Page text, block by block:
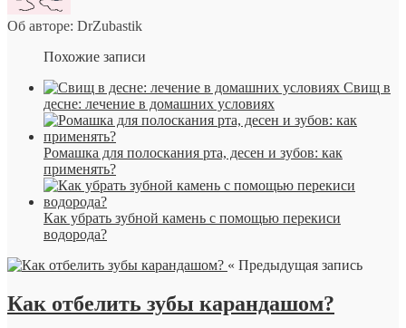
Об авторе: DrZubastik
Похожие записи
Свищ в
десне: лечение в домашних условиях
Ромашка для полоскания рта, десен и зубов: как
применять?
Как убрать зубной камень с помощью перекиси
водорода?
« Предыдущая запись
Как отбелить зубы карандашом?